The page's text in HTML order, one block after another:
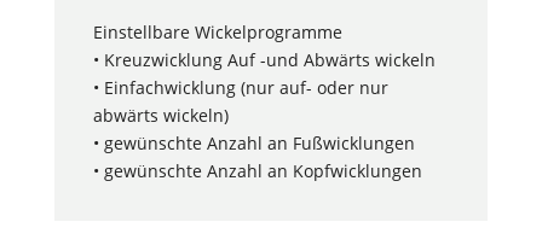
Einstellbare Wickelprogramme
• Kreuzwicklung Auf -und Abwärts wickeln
• Einfachwicklung (nur auf- oder nur
abwärts wickeln)
• gewünschte Anzahl an Fußwicklungen
• gewünschte Anzahl an Kopfwicklungen